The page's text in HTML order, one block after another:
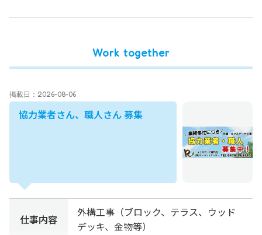
Work together
掲載日：2026-08-06
協力業者さん、職人さん 募集
仕事内容
外構工事（ブロック、テラス、ウッド
デッキ、金物等）